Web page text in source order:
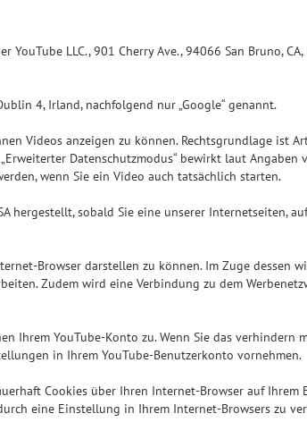
LLC., 901 Cherry Ave., 94066 San Bruno, CA,
4, Irland, nachfolgend nur „Google“ genannt.
Videos anzeigen zu können. Rechtsgrundlage ist
Datenschutzmodus“ bewirkt laut Angaben
wenn Sie ein Video auch tatsächlich starten.
hergestellt, sobald Sie eine unserer Internetseiten,
Browser darstellen zu können. Im Zuge dessen
Zudem wird eine Verbindung zu dem
YouTube-Konto zu. Wenn Sie das verhindern
in Ihrem YouTube-Benutzerkonto vornehmen.
Cookies über Ihren Internet-Browser auf Ihrem
eine Einstellung in Ihrem Internet-Browsers zu